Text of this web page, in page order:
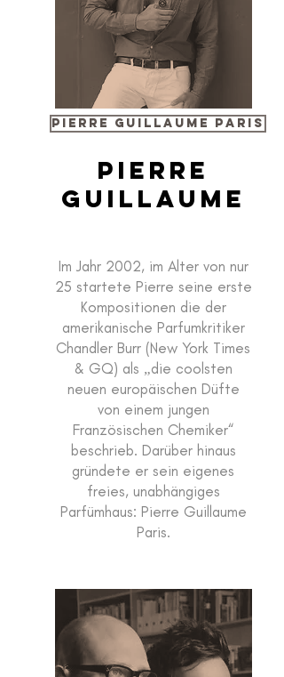
Pierre guillaume paris
Pierre
Guillaume
Im Jahr 2002, im Alter von nur
25 startete Pierre seine erste
Kompositionen die der
amerikanische Parfumkritiker
Chandler Burr (New York Times
& GQ) als „die coolsten
neuen europäischen Düfte
von einem jungen
Französischen Chemiker“
beschrieb. Darüber hinaus
gründete er sein eigenes
freies, unabhängiges
Parfümhaus: Pierre Guillaume
Paris.